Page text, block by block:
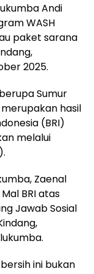
Andi
WASH
paket sarana
2025.
Sumur
merupakan hasil
(BRI)
melalui
Zaenal
BRI atas
Jawab Sosial
ini bukan